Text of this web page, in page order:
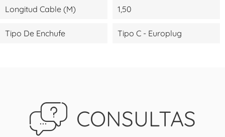
Longitud Cable (m) 1,50
Tipo De Enchufe Tipo C - Europlug
CONSULTAS